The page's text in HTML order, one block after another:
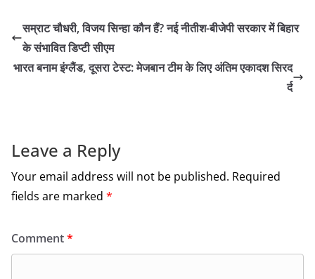
c
e
b
itt
er
ai
l
ar
e
सम्राट चौधरी, विजय सिन्हा कौन हैं? नई नीतीश-बीजेपी सरकार में बिहार
के संभावित डिप्टी सीएम
भारत बनाम इंग्लैंड, दूसरा टेस्ट: मेजबान टीम के लिए अंतिम एकादश सिरद
र्द
Leave a Reply
Your email address will not be published. Required
fields are marked *
Comment*